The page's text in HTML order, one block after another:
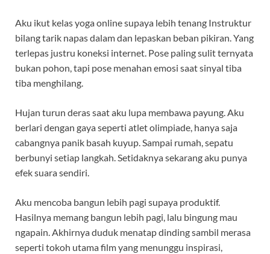
Aku ikut kelas yoga online supaya lebih tenang Instruktur
bilang tarik napas dalam dan lepaskan beban pikiran. Yang
terlepas justru koneksi internet. Pose paling sulit ternyata
bukan pohon, tapi pose menahan emosi saat sinyal tiba
tiba menghilang.
Hujan turun deras saat aku lupa membawa payung. Aku
berlari dengan gaya seperti atlet olimpiade, hanya saja
cabangnya panik basah kuyup. Sampai rumah, sepatu
berbunyi setiap langkah. Setidaknya sekarang aku punya
efek suara sendiri.
Aku mencoba bangun lebih pagi supaya produktif.
Hasilnya memang bangun lebih pagi, lalu bingung mau
ngapain. Akhirnya duduk menatap dinding sambil merasa
seperti tokoh utama film yang menunggu inspirasi,